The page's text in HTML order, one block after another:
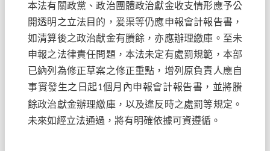
本法有關政黨、政治團體政治獻金收支情形應予公
開透明之立法目的，爰渠等仍應申報會計報告書，
如清算後之政治獻金有賸餘，亦應辦理繳庫。至未
申報之法律責任問題，本法未定有處罰規範，本部
已納列為修正草案之修正重點，增列原負責人應自
事實發生之日起1個月內申報會計報告書，並將賸
餘政治獻金辦理繳庫，以及違反時之處罰等規定。
未來如經立法通過，將有明確依據可資遵循。